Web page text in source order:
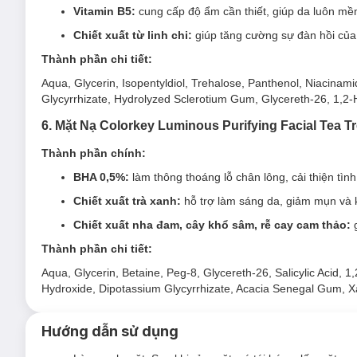
Làm sáng da:Tinh chất từ sen tuyết- một thành
mịn và đều màu mà không gây kích ứng.
Tái tạo và phục hồi da: Sản phẩm giúp thúc đẩy quá
Không chứa các chất gây hại: Mặt nạ không chứa
4. Mặt Nạ Colorkey Dưỡng Ẩm Đàn Hồi Từ
Mặt Nạ Colorkey Dưỡng Ẩm Đàn Hồi Từ Linh Chi
phẩm chứa các thành phần tự nhiên như linh chi, vitamin
Sản phẩm phù hợp với mọi loại da, đặc biệt da khô,
Ưu thế nổi bật của Mặt Nạ Colorkey Luminous B5
Dưỡng ẩm sâu: Với thành phần chính là vitamin B5,
Tăng cường đàn hồi:Chiết xuất từ linh chigiúp tăng
Làm dịu và giảm viêm: Các thành phần chống viêm
Vitamin B5: cung cấp độ ẩm cần thiết, giúp da luôn
Chiết xuất từ linh chi: giúp tăng cường sự đàn hồi
Thành phần chi tiết:
Aqua, Glycerin, Isopentyldiol, Trehalose, Panthenol,
Glycyrrhizate, Hydrolyzed Sclerotium Gum, Glycereth-26,
6. Mặt Nạ Colorkey Luminous Purifying Facial Tea
Thành phần chính:
BHA 0,5%: làm thông thoáng lỗ chân lông, cải thiện
Chiết xuất trà xanh: hỗ trợ làm sáng da, giảm mụn và
Chiết xuất nha đam, cây khổ sâm, rễ cay cam thảo:
Thành phần chi tiết:
Aqua, Glycerin, Betaine, Peg-8, Glycereth-26, Salicylic Acid,
Hydroxide, Dipotassium Glycyrrhizate, Acacia Senegal Gum,
Hướng dẫn sử dụng